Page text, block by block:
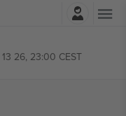
26, 23:00 CEST